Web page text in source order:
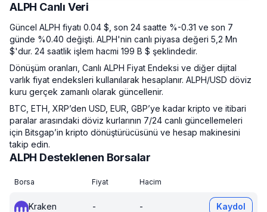
ALPH Canlı Veri
Güncel ALPH fiyatı 0.04 $, son 24 saatte %-0.31 ve son 7
günde %0.40 değişti. ALPH'nin canlı piyasa değeri 5,2 Mn
$'dur. 24 saatlik işlem hacmi 199 B $ şeklindedir.
Dönüşüm oranları, Canlı ALPH Fiyat Endeksi ve diğer dijital
varlık fiyat endeksleri kullanılarak hesaplanır. ALPH/USD döviz
kuru gerçek zamanlı olarak güncellenir.
BTC, ETH, XRP’den USD, EUR, GBP’ye kadar kripto ve itibari
paralar arasındaki döviz kurlarının 7/24 canlı güncellemeleri
için Bitsgap’in kripto dönüştürücüsünü ve hesap makinesini
takip edin.
ALPH Desteklenen Borsalar
Borsa Fiyat Hacim
Kraken - - Kaydol